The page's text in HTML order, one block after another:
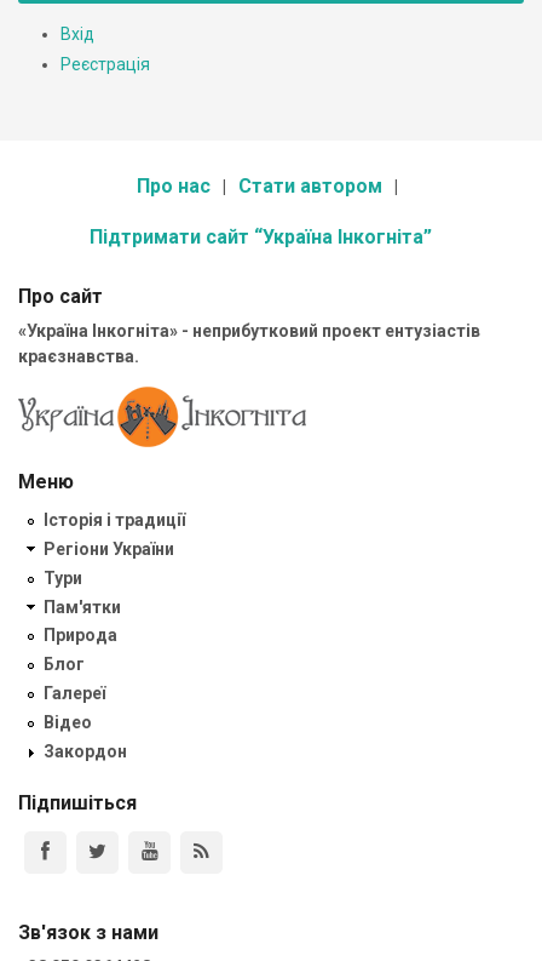
Вхід
Реєстрація
Про нас Стати автором
Підтримати сайт “Україна Інкогніта”
Про сайт
«Україна Інкогніта» - неприбутковий проект ентузіастів
краєзнавства.
Меню
Історія і традиції
Регіони України
Тури
Пам'ятки
Природа
Блог
Галереї
Відео
Закордон
Підпишіться
Зв'язок з нами